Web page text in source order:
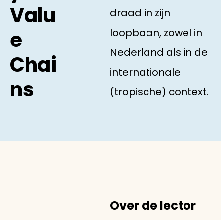
Valu
e
Chai
ns
draad in zijn
loopbaan, zowel in
Nederland als in de
internationale
(tropische) context.
Over de lector